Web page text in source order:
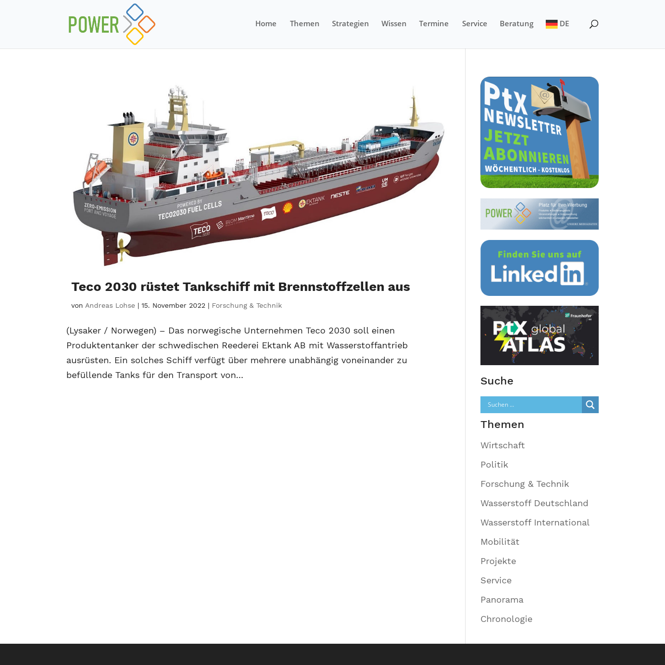
Home Themen Strategien Wissen Termine Service Beratung DE
Teco 2030 rüstet Tankschiff mit Brennstoffzellen aus
vonAndreas Lohse |15. November 2022 | Forschung & Technik
(Lysaker / Norwegen) – Das norwegische Unternehmen Teco 2030 soll einen
Produktentanker der schwedischen Reederei Ektank AB mit Wasserstoffantrieb
ausrüsten. Ein solches Schiff verfügt über mehrere unabhängig voneinander zu
befüllende Tanks für den Transport von...
Suche
Themen
Wirtschaft
Politik
Forschung & Technik
Wasserstoff Deutschland
Wasserstoff International
Mobilität
Projekte
Service
Panorama
Chronologie